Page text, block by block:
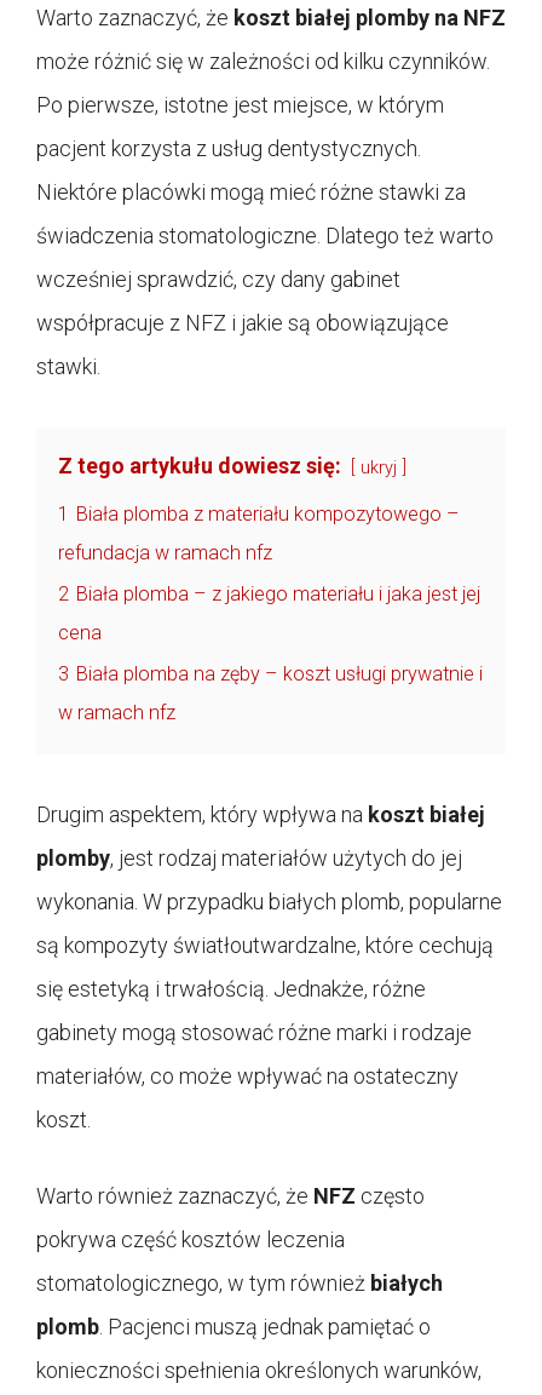
Warto zaznaczyć, że koszt białej plomby na NFZ
może różnić się w zależności od kilku czynników.
Po pierwsze, istotne jest miejsce, w którym
pacjent korzysta z usług dentystycznych.
Niektóre placówki mogą mieć różne stawki za
świadczenia stomatologiczne. Dlatego też warto
wcześniej sprawdzić, czy dany gabinet
współpracuje z NFZ i jakie są obowiązujące
stawki.
Z tego artykułu dowiesz się: ukryj
1 Biała plomba z materiału kompozytowego –
refundacja w ramach nfz
2 Biała plomba – z jakiego materiału i jaka jest jej
cena
3 Biała plomba na zęby – koszt usługi prywatnie i
w ramach nfz
Drugim aspektem, który wpływa na koszt białej
plomby, jest rodzaj materiałów użytych do jej
wykonania. W przypadku białych plomb, popularne
są kompozyty światłoutwardzalne, które cechują
się estetyką i trwałością. Jednakże, różne
gabinety mogą stosować różne marki i rodzaje
materiałów, co może wpływać na ostateczny
koszt.
Warto również zaznaczyć, że NFZ często
pokrywa część kosztów leczenia
stomatologicznego, w tym również białych
plomb . Pacjenci muszą jednak pamiętać o
konieczności spełnienia określonych warunków,